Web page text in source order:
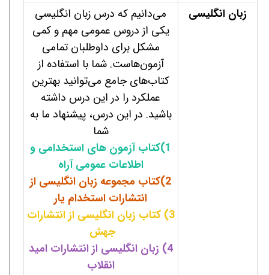
زبان انگلیسی
می‌دانیم که درس زبان انگلیسی
یکی از دروس عمومی مهم و کمی
مشکل برای داوطلبان تمامی
آزمون‌هاست. شما با استفاده از
کتاب‌های جامع می‌توانید بهترین
عملکرد را در این درس داشته
باشید. در این درس، پیشنهاد ما به
شما
1)کتاب آزمون های استخدامی و
اطلاعات عمومی آراه
2)کتاب مجموعه زبان انگلیسی از
انتشارات استخدام یار
3
) کتاب زبان انگلیسی از انتشارات
جهش
4) زبان انگلیسی از انتشارات امید
انقلاب